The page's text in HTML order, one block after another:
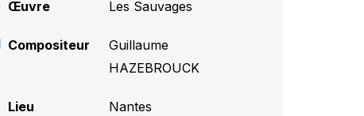
Œuvre Les Sauvages
Compositeur
Guillaume
HAZEBROUCK
Lieu Nantes